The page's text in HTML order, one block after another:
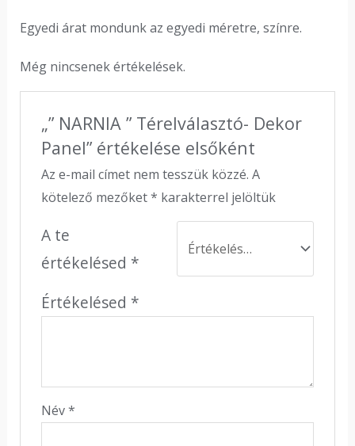
Egyedi árat mondunk az egyedi méretre, színre.
Még nincsenek értékelések.
„” NARNIA ” Térelválasztó- Dekor
Panel” értékelése elsőként
Az e-mail címet nem tesszük közzé. A
kötelező mezőket* karakterrel jelöltük
A te
értékelésed *
Értékelésed *
Név*